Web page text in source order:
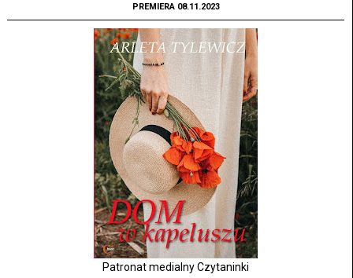
PREMIERA 08.11.2023
Patronat medialny Czytaninki